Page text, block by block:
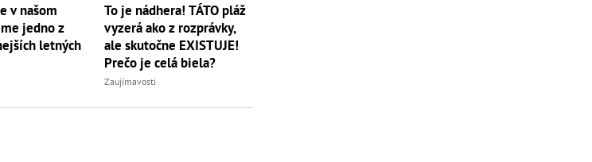
v našom
jedno z
letných
To je nádhera! TÁTO pláž
vyzerá ako z rozprávky,
ale skutočne EXISTUJE!
Prečo je celá biela?
Zaujímavosti